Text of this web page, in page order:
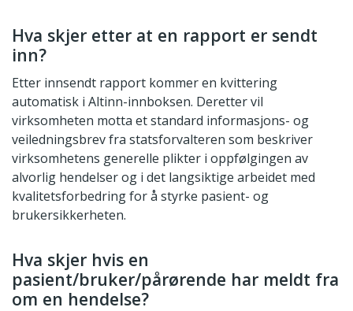
Hva skjer etter at en rapport er sendt
inn?
Etter innsendt rapport kommer en kvittering
automatisk i Altinn-innboksen. Deretter vil
virksomheten motta et standard informasjons- og
veiledningsbrev fra statsforvalteren som beskriver
virksomhetens generelle plikter i oppfølgingen av
alvorlig hendelser og i det langsiktige arbeidet med
kvalitetsforbedring for å styrke pasient- og
brukersikkerheten.
Hva skjer hvis en
pasient/bruker/pårørende har meldt fra
om en hendelse?